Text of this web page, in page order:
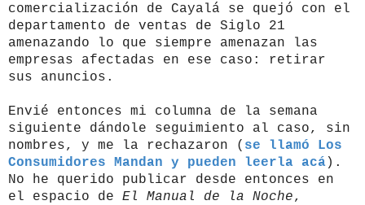
comercialización de Cayalá se quejó con el
departamento de ventas de Siglo 21
amenazando lo que siempre amenazan las
empresas afectadas en ese caso: retirar
sus anuncios.
Envié entonces mi columna de la semana
siguiente dándole seguimiento al caso, sin
nombres, y me la rechazaron ( se llamó Los
Consumidores Mandan y pueden leerla acá).
No he querido publicar desde entonces en
el espacio de El Manual de la Noche,